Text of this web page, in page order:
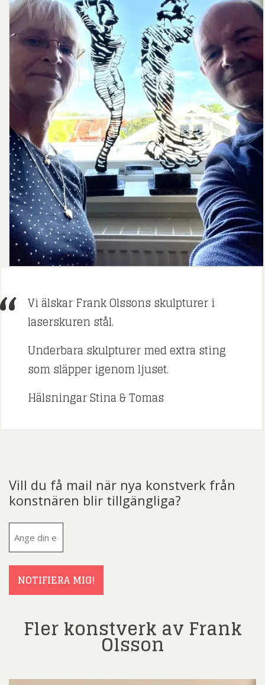
Vi älskar Frank Olssons skulpturer i
laserskuren stål.
Underbara skulpturer med extra sting
som släpper igenom ljuset.
Hälsningar Stina & Tomas
Vill du få mail när nya konstverk från
konstnären blir tillgängliga?
NOTIFIERA MIG!
Fler konstverk av Frank
Olsson